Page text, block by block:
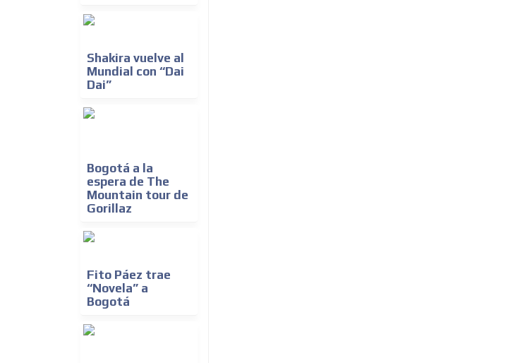
Shakira vuelve al
Mundial con “Dai
Dai”
Bogotá a la
espera de The
Mountain tour de
Gorillaz
Fito Páez trae
“Novela” a
Bogotá